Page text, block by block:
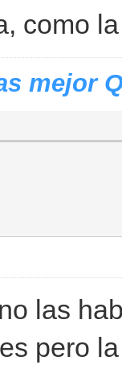
como
mejor
las
pero